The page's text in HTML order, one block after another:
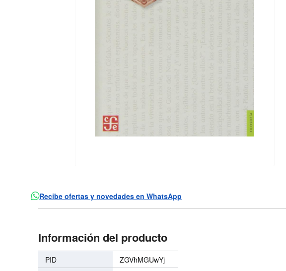
Recibe ofertas y novedades en WhatsApp
Información del producto
PID
ZGVhMGUwYj